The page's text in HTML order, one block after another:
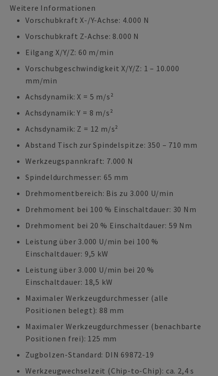
Weitere Informationen
Vorschubkraft X-/Y-Achse: 4.000 N
Vorschubkraft Z-Achse: 8.000 N
Eilgang X/Y/Z: 60 m/min
Vorschubgeschwindigkeit X/Y/Z: 1 – 10.000
mm/min
Achsdynamik: X = 5 m/s²
Achsdynamik: Y = 8 m/s²
Achsdynamik: Z = 12 m/s²
Abstand Tisch zur Spindelspitze: 350 – 710 mm
Werkzeugspannkraft: 7.000 N
Spindeldurchmesser: 65 mm
Drehmomentbereich: Bis zu 3.000 U/min
Drehmoment bei 100 % Einschaltdauer: 30 Nm
Drehmoment bei 20 % Einschaltdauer: 59 Nm
Leistung über 3.000 U/min bei 100 %
Einschaltdauer: 9,5 kW
Leistung über 3.000 U/min bei 20 %
Einschaltdauer: 18,5 kW
Maximaler Werkzeugdurchmesser (alle
Positionen belegt): 88 mm
Maximaler Werkzeugdurchmesser (benachbarte
Positionen frei): 125 mm
Zugbolzen-Standard: DIN 69872-19
Werkzeugwechselzeit (Chip-to-Chip): ca. 2,4 s